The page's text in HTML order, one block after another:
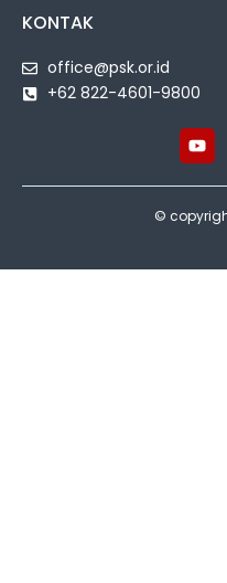
KONTAK
office@psk.or.id
+62 822-4601-9800
©